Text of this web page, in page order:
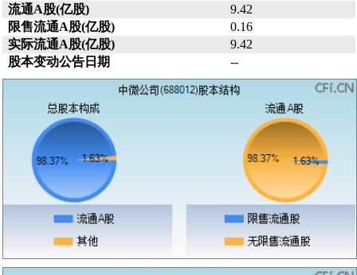
流通A股(亿股)
9.42
限售流通A股(亿股)
0.16
实际流通A股(亿股)
9.42
股本变动公告日期
--